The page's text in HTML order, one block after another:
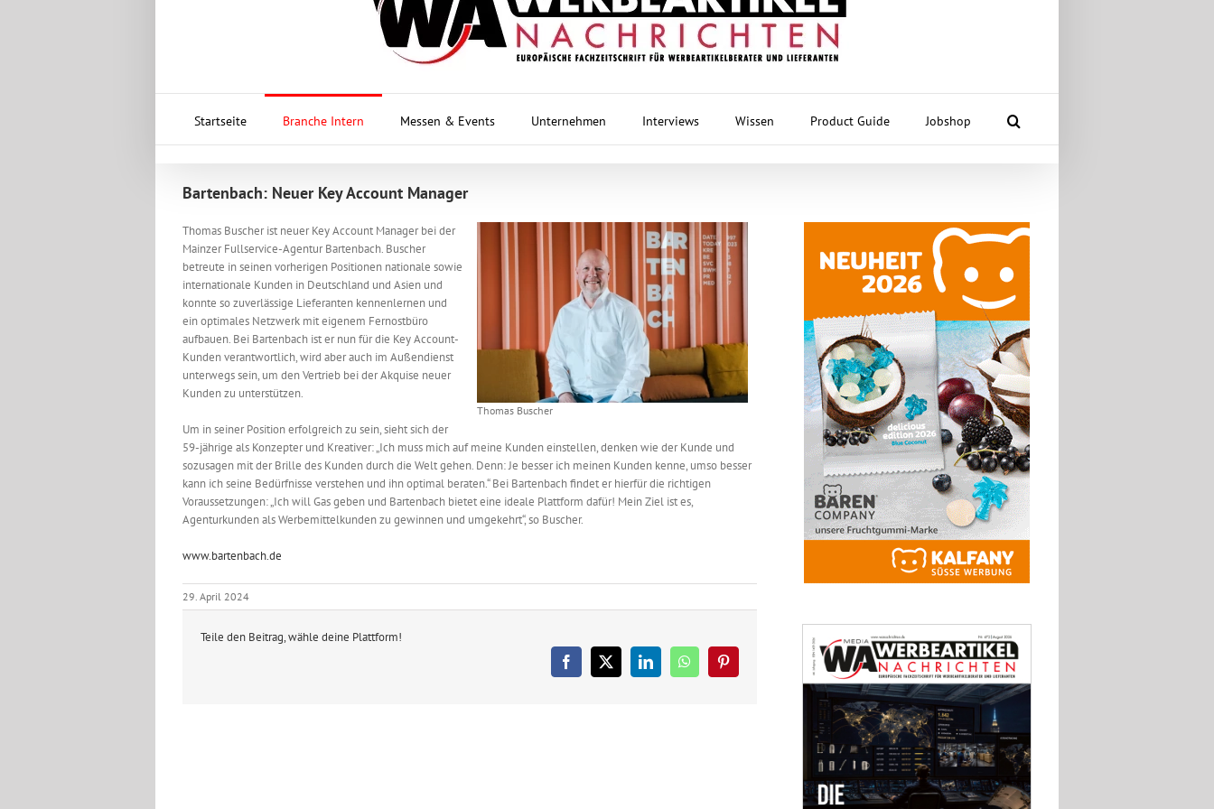
Startseite Branche Intern Messen & Events Unternehmen Interviews Wissen Product Guide Jobshop
Bartenbach: Neuer Key Account Manager
Thomas Buscher
Thomas Buscher ist neuer Key Account Manager bei der
Mainzer Fullservice-Agentur Bartenbach. Buscher
betreute in seinen vorherigen Positionen nationale sowie
internationale Kunden in Deutschland und Asien und
konnte so zuverlässige Lieferanten kennenlernen und
ein optimales Netzwerk mit eigenem Fernostbüro
aufbauen. Bei Bartenbach ist er nun für die Key Account-
Kunden verantwortlich, wird aber auch im Außendienst
unterwegs sein, um den Vertrieb bei der Akquise neuer
Kunden zu unterstützen.
Um in seiner Position erfolgreich zu sein, sieht sich der
59-jährige als Konzepter und Kreativer: „Ich muss mich auf meine Kunden einstellen, denken wie der Kunde und
sozusagen mit der Brille des Kunden durch die Welt gehen. Denn: Je besser ich meinen Kunden kenne, umso besser
kann ich seine Bedürfnisse verstehen und ihn optimal beraten.“ Bei Bartenbach findet er hierfür die richtigen
Voraussetzungen: „Ich will Gas geben und Bartenbach bietet eine ideale Plattform dafür! Mein Ziel ist es,
Agenturkunden als Werbemittelkunden zu gewinnen und umgekehrt“, so Buscher.
www.bartenbach.de
29. April 2024
Teile den Beitrag, wähle deine Plattform!
Facebook
X LinkedInWhatsAppPinterest